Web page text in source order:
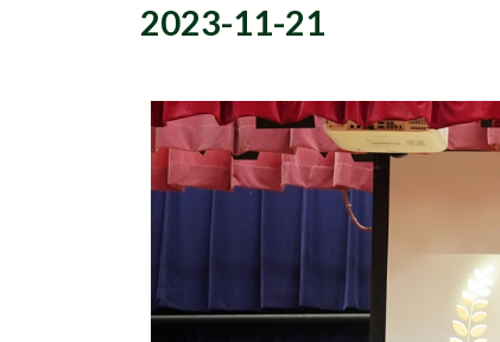
2023-11-21